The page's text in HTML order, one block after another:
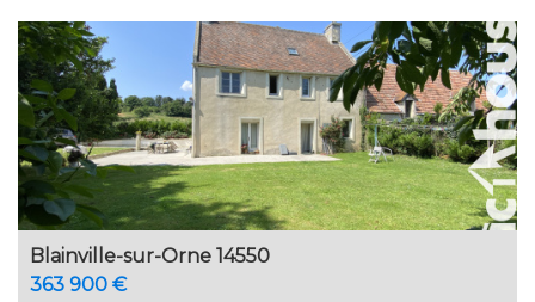
Blainville-sur-Orne 14550
363 900 €